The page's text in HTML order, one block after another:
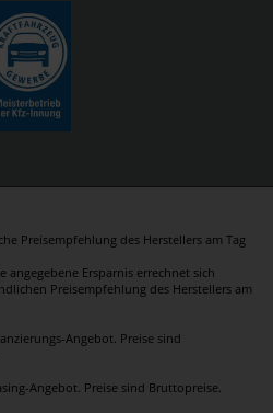
Preisempfehlung des Herstellers am Tag
angegebene Ersparnis errechnet sich
Preisempfehlung des Herstellers am
Angebot. Preise sind
Angebot. Preise sind Bruttopreise.